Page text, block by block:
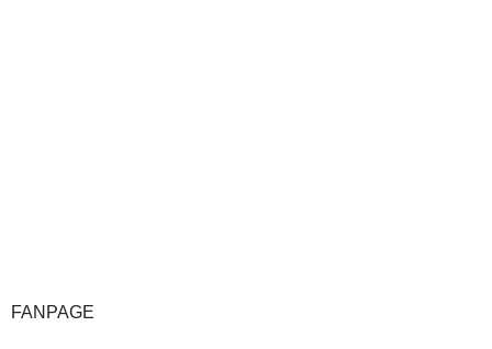
FANPAGE